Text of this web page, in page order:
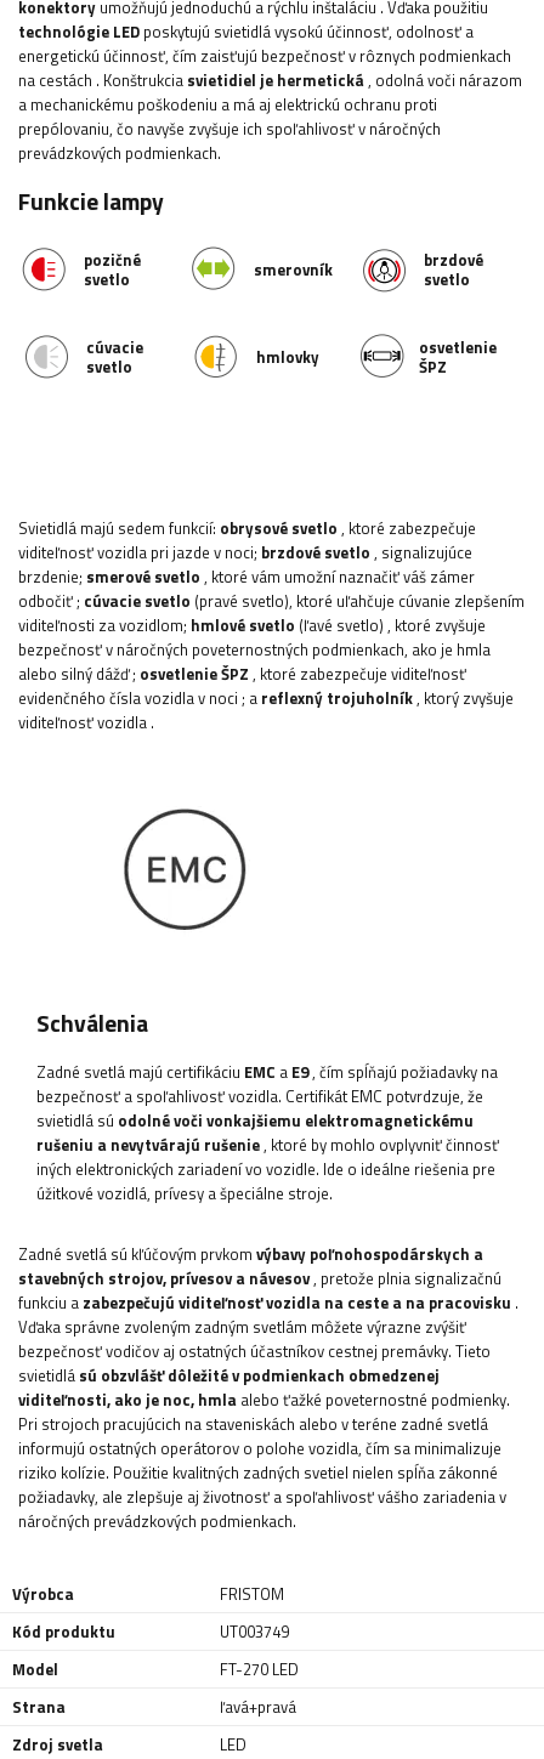
konektory umožňujú jednoduchú a rýchlu inštaláciu . Vďaka použitiu
technológie LED poskytujú svietidlá vysokú účinnosť, odolnosť a
energetickú účinnosť, čím zaisťujú bezpečnosť v rôznych podmienkach
na cestách . Konštrukcia svietidiel je hermetická, odolná voči nárazom
a mechanickému poškodeniu a má aj elektrickú ochranu proti
prepólovaniu, čo navyše zvyšuje ich spoľahlivosť v náročných
prevádzkových podmienkach.
Funkcie lampy
pozičné
svetlo
smerovník
brzdové
svetlo
cúvacie
svetlo
hmlovky
osvetlenie
ŠPZ
Svietidlá majú sedem funkcií: obrysové svetlo , ktoré zabezpečuje
viditeľnosť vozidla pri jazde v noci; brzdové svetlo , signalizujúce
brzdenie; smerové svetlo , ktoré vám umožní naznačiť váš zámer
odbočiť; cúvacie svetlo (pravé svetlo), ktoré uľahčuje cúvanie zlepšením
viditeľnosti za vozidlom; hmlové svetlo (ľavé svetlo) , ktoré zvyšuje
bezpečnosť v náročných poveternostných podmienkach, ako je hmla
alebo silný dážď; osvetlenie ŠPZ , ktoré zabezpečuje viditeľnosť
evidenčného čísla vozidla v noci ; a reflexný trojuholník, ktorý zvyšuje
viditeľnosť vozidla .
Schválenia
Zadné svetlá majú certifikáciu EMC a E9, čím spĺňajú požiadavky na
bezpečnosť a spoľahlivosť vozidla. Certifikát EMC potvrdzuje, že
svietidlá sú odolné voči vonkajšiemu elektromagnetickému
rušeniu a nevytvárajú rušenie, ktoré by mohlo ovplyvniť činnosť
iných elektronických zariadení vo vozidle. Ide o ideálne riešenia pre
úžitkové vozidlá, prívesy a špeciálne stroje.
Zadné svetlá sú kľúčovým prvkom výbavy poľnohospodárskych a
stavebných strojov, prívesov a návesov, pretože plnia signalizačnú
funkciu a zabezpečujú viditeľnosť vozidla na ceste a na pracovisku .
Vďaka správne zvoleným zadným svetlám môžete výrazne zvýšiť
bezpečnosť vodičov aj ostatných účastníkov cestnej premávky. Tieto
svietidlá sú obzvlášť dôležité v podmienkach obmedzenej
viditeľnosti, ako je noc, hmla alebo ťažké poveternostné podmienky.
Pri strojoch pracujúcich na staveniskách alebo v teréne zadné svetlá
informujú ostatných operátorov o polohe vozidla, čím sa minimalizuje
riziko kolízie. Použitie kvalitných zadných svetiel nielen spĺňa zákonné
požiadavky, ale zlepšuje aj životnosť a spoľahlivosť vášho zariadenia v
náročných prevádzkových podmienkach.
Výrobca
FRISTOM
Kód produktu
UT003749
Model
FT-270 LED
Strana
ľavá+pravá
Zdroj svetla
LED